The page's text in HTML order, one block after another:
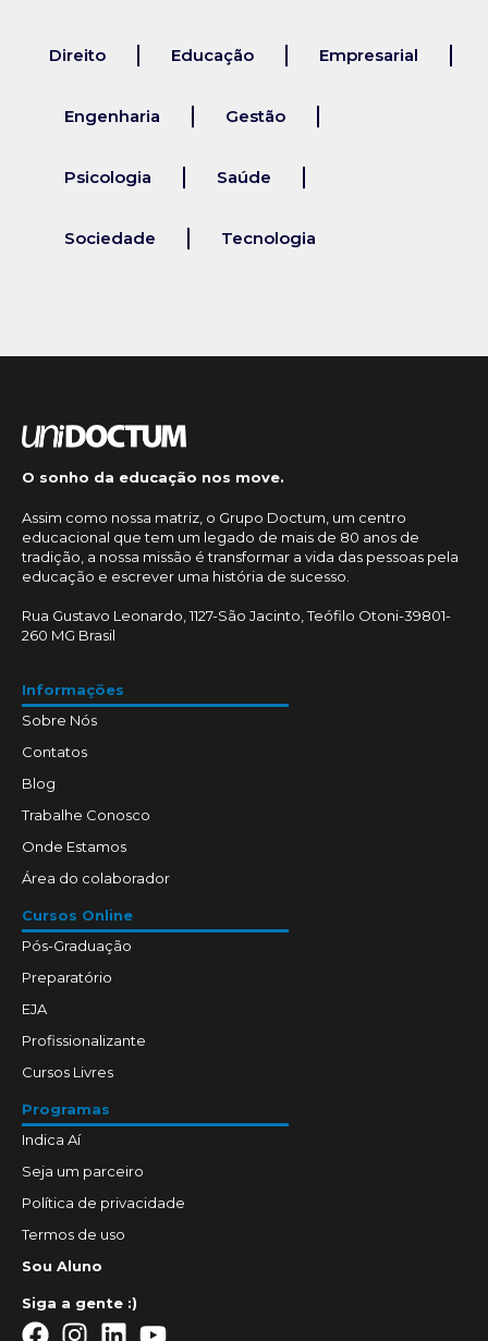
Direito Educação Empresarial
Engenharia Gestão
Psicologia Saúde
Sociedade Tecnologia
O sonho da educação nos move.
Assim como nossa matriz, o Grupo Doctum, um centro
educacional que tem um legado de mais de 80 anos de
tradição, a nossa missão é transformar a vida das pessoas pela
educação e escrever uma história de sucesso.
Rua Gustavo Leonardo, 1127-São Jacinto, Teófilo Otoni-39801-
260 MG Brasil
Informações
Sobre Nós
Contatos
Blog
Trabalhe Conosco
Onde Estamos
Área do colaborador
Cursos Online
Pós-Graduação
Preparatório
EJA
Profissionalizante
Cursos Livres
Programas
Indica Aí
Seja um parceiro
Política de privacidade
Termos de uso
Sou Aluno
Siga a gente :)